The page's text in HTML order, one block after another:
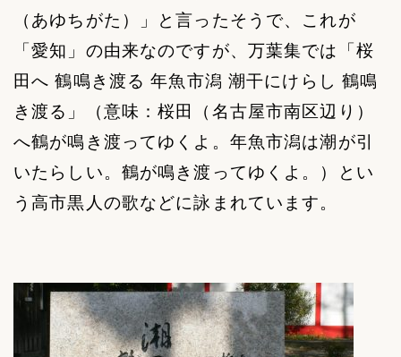
（あゆちがた）」と言ったそうで、これが
「愛知」の由来なのですが、万葉集では「桜
田へ 鶴鳴き渡る 年魚市潟 潮干にけらし 鶴鳴
き渡る」（意味：桜田（名古屋市南区辺り）
へ鶴が鳴き渡ってゆくよ。年魚市潟は潮が引
いたらしい。鶴が鳴き渡ってゆくよ。）とい
う高市黒人の歌などに詠まれています。